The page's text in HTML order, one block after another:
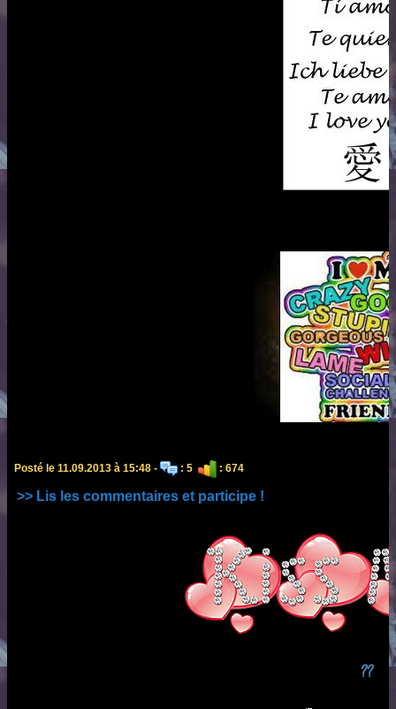
Posté le 11.09.2013 à 15:48 - : 5 : 674
>> Lis les commentaires et participe !
??